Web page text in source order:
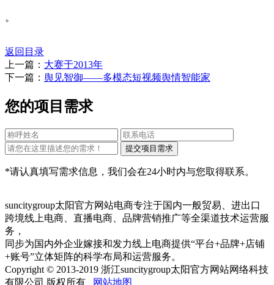
。
返回目录
上一篇： 大赛于2013年
下一篇： 舆见智御——多模态短视频舆情智能家
您的项目需求
*请认真填写需求信息，我们会在24小时内与您取得联系。
suncitygroup太阳官方网站电商专注于国内一般贸易、进出口
跨境线上电商、直播电商、品牌营销推广等全渠道技术运营服
务，
同步为国内外企业嫁接和发力线上电商提供“平台+品牌+店铺
+账号”立体矩阵的科学布局和运营服务。
Copyright © 2013-2019 浙江suncitygroup太阳官方网站网络科技
有限公司 版权所有
网站地图